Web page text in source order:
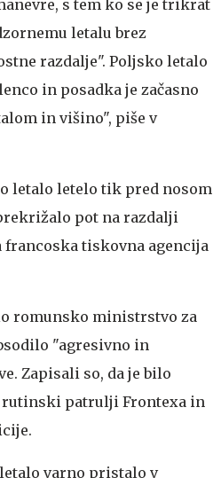
s tem ko se je trikrat
letalu brez
razdalje". Poljsko letalo
in posadka je začasno
in višino", piše v
letalo letelo tik pred nosom
pot na razdalji
francoska tiskovna agencija
romunsko ministrstvo za
"agresivno in
Zapisali so, da je bilo
patrulji Frontexa in
varno pristalo v